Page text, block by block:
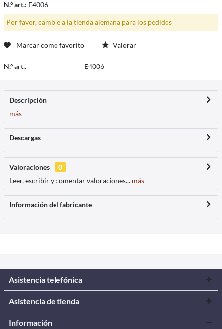
N.º art.: E4006
Por favor, cambie a la tienda alemana para los pedidos
Marcar como favorito Valorar
N.º art.: E4006
Descripción
más
Descargas
Valoraciones
0
Leer, escribir y comentar valoraciones... más
Información del fabricante
Asistencia telefónica
Asistencia de tienda
Información